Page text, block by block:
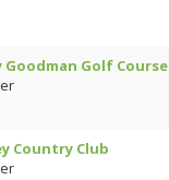
Goodman Golf Course
Country Club